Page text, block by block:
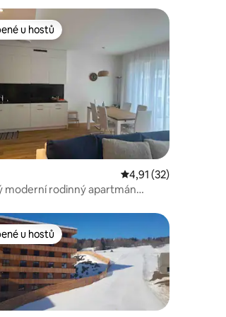
5 z 5, 3 hodnocení
u hostů
u hostů
Průměrné hodnocení
4,91 (32)
moderní rodinný apartmán
u hostů
u hostů